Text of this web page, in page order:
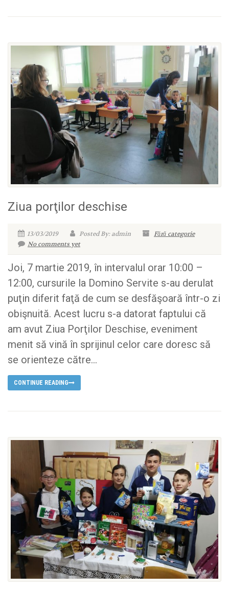
Ziua porţilor deschise
13/03/2019 Posted By: admin
Fără categorie
No comments yet
Joi, 7 martie 2019, în intervalul orar 10:00 –
12:00, cursurile la Domino Servite s-au derulat
puţin diferit faţă de cum se desfăşoară într-o zi
obişnuită. Acest lucru s-a datorat faptului că
am avut Ziua Porţilor Deschise, eveniment
menit să vină în sprijinul celor care doresc să
se orienteze către...
CONTINUE READING